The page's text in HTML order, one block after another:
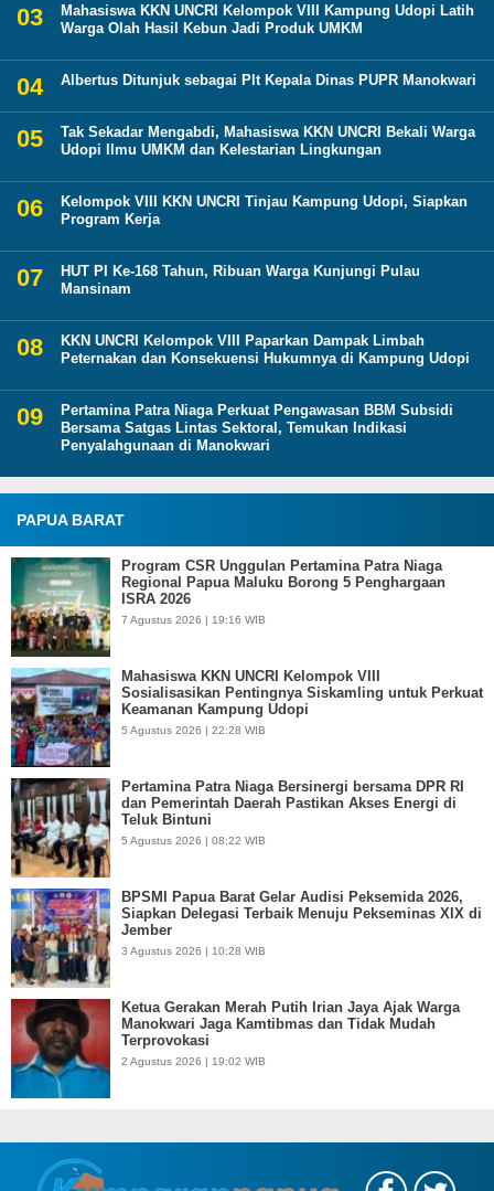
Mahasiswa KKN UNCRI Kelompok VIII Kampung Udopi Latih
Warga Olah Hasil Kebun Jadi Produk UMKM
Albertus Ditunjuk sebagai Plt Kepala Dinas PUPR Manokwari
Tak Sekadar Mengabdi, Mahasiswa KKN UNCRI Bekali Warga
Udopi Ilmu UMKM dan Kelestarian Lingkungan
Kelompok VIII KKN UNCRI Tinjau Kampung Udopi, Siapkan
Program Kerja
HUT PI Ke-168 Tahun, Ribuan Warga Kunjungi Pulau
Mansinam
KKN UNCRI Kelompok VIII Paparkan Dampak Limbah
Peternakan dan Konsekuensi Hukumnya di Kampung Udopi
Pertamina Patra Niaga Perkuat Pengawasan BBM Subsidi
Bersama Satgas Lintas Sektoral, Temukan Indikasi
Penyalahgunaan di Manokwari
PAPUA BARAT
Program CSR Unggulan Pertamina Patra Niaga
Regional Papua Maluku Borong 5 Penghargaan
ISRA 2026
7 Agustus 2026 | 19:16 WIB
Mahasiswa KKN UNCRI Kelompok VIII
Sosialisasikan Pentingnya Siskamling untuk Perkuat
Keamanan Kampung Udopi
5 Agustus 2026 | 22:28 WIB
Pertamina Patra Niaga Bersinergi bersama DPR RI
dan Pemerintah Daerah Pastikan Akses Energi di
Teluk Bintuni
5 Agustus 2026 | 08:22 WIB
BPSMI Papua Barat Gelar Audisi Peksemida 2026,
Siapkan Delegasi Terbaik Menuju Pekseminas XIX di
Jember
3 Agustus 2026 | 10:28 WIB
Ketua Gerakan Merah Putih Irian Jaya Ajak Warga
Manokwari Jaga Kamtibmas dan Tidak Mudah
Terprovokasi
2 Agustus 2026 | 19:02 WIB